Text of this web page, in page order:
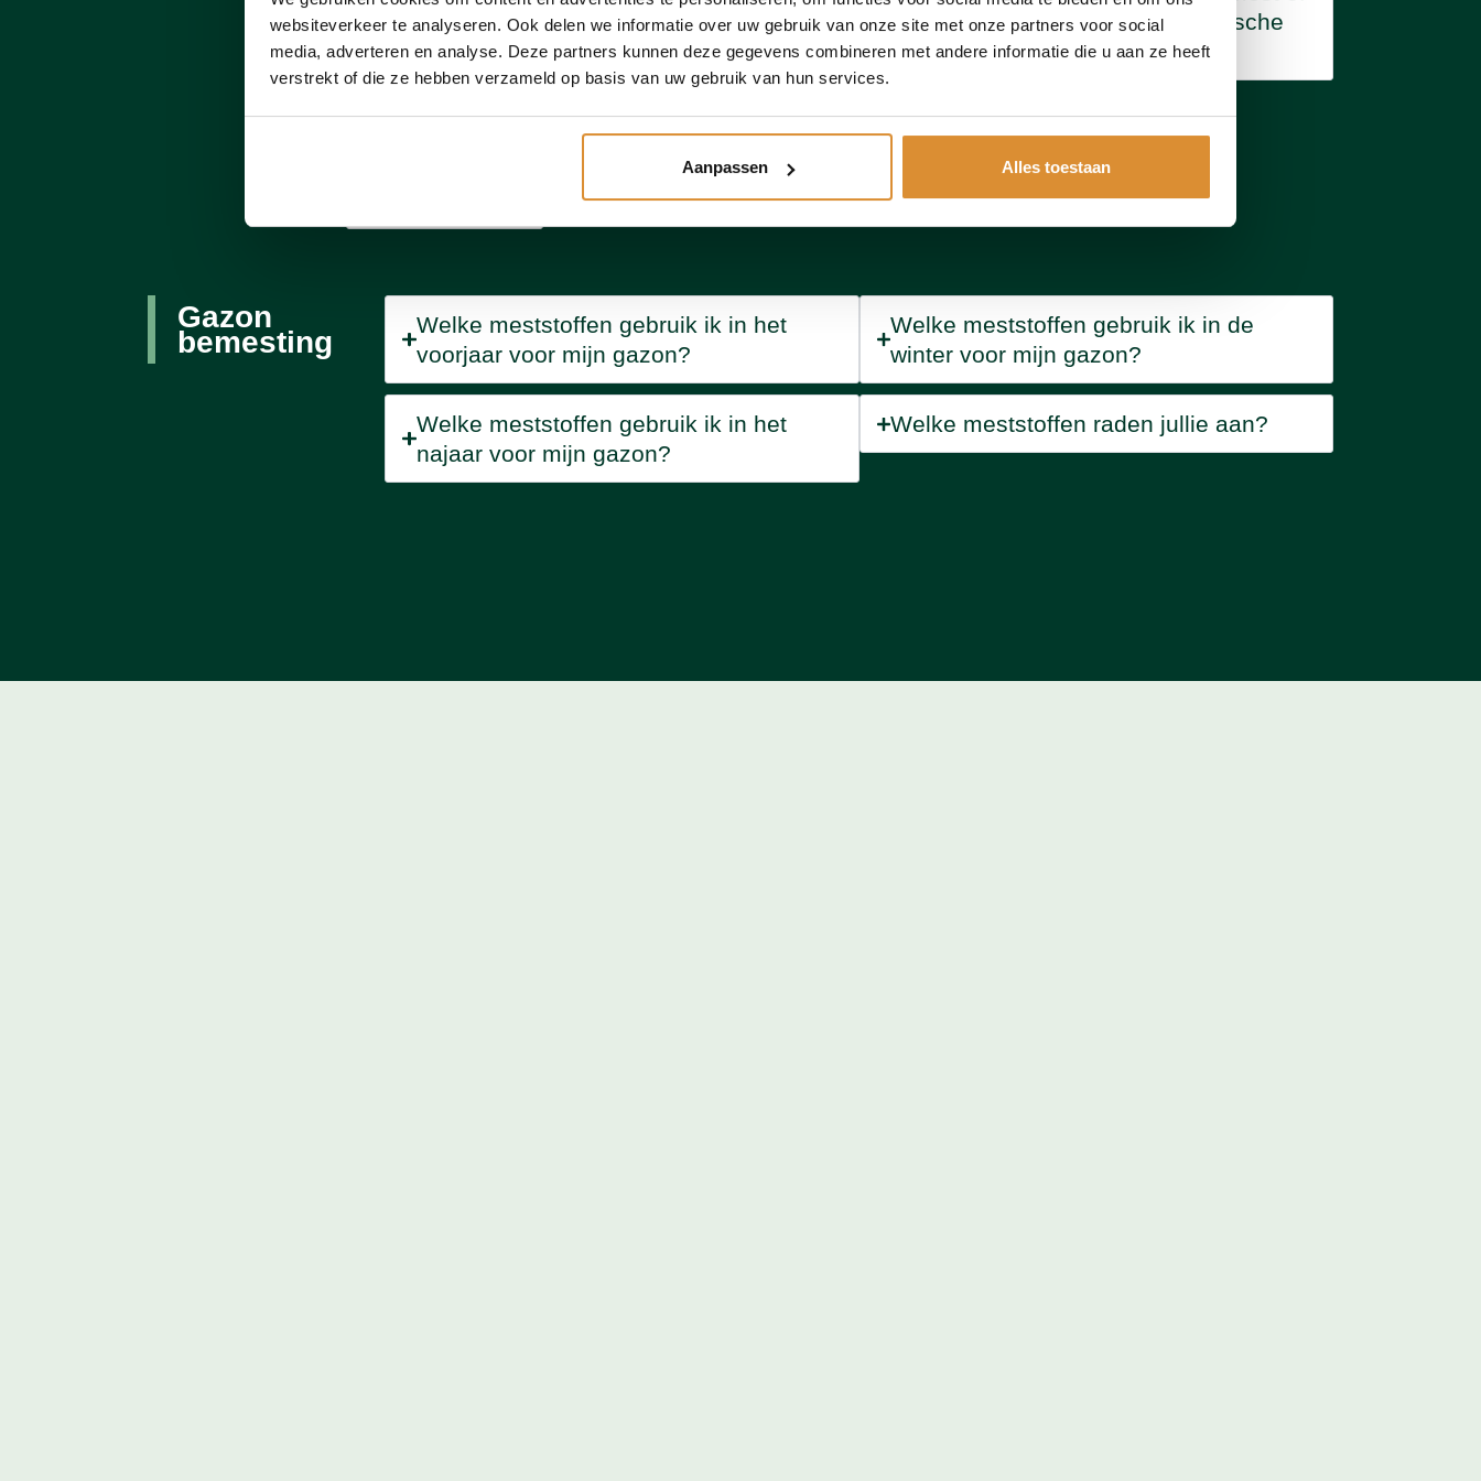
websiteverkeer te analyseren. Ook delen we informatie over uw gebruik van onze site met onze partners voor social
media, adverteren en analyse. Deze partners kunnen deze gegevens combineren met andere informatie die u aan ze heeft
verstrekt of die ze hebben verzameld op basis van uw gebruik van hun services.
Aanpassen Alles toestaan
kunstmest?
Hoe vaak per
jaar moet ik
organische
mest?
Gazon
bemesting
Welke meststoffen gebruik ik in het
voorjaar voor mijn gazon?
Welke meststoffen gebruik ik in het
najaar voor mijn gazon?
Welke meststoffen gebruik ik in de
winter voor mijn gazon?
Welke meststoffen raden jullie aan?